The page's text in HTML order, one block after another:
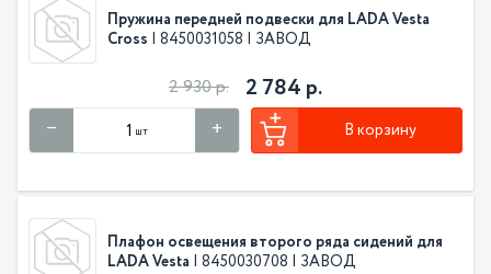
Пружина передней подвески для LADA Vesta
Cross | 8450031058 | ЗАВОД
2 930 р. 2 784 р.
шт В корзину
Плафон освещения второго ряда сидений для
LADA Vesta | 8450030708 | ЗАВОД